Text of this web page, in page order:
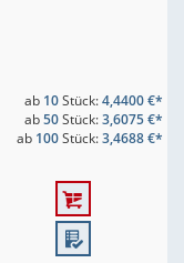
ab 10Stück:4,4400 €*
ab50Stück:3,6075 €*
ab 100Stück:3,4688 €*